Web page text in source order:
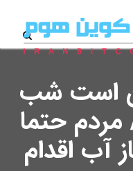
است شب
حتما
آب اقدام